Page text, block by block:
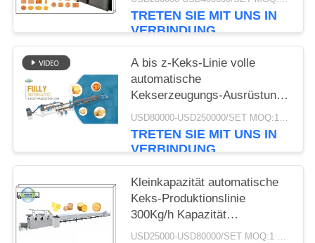
TRETEN SIE MIT UNS IN
VERBINDUNG
A bis z-Keks-Linie volle
automatische
Kekserzeugungs-Ausrüstung
der Keks-Produktlinie-
500kg/H
USD80000-USD250000/SET MOQ:1 Satz
TRETEN SIE MIT UNS IN
VERBINDUNG
Kleinkapazität automatische
Keks-Produktionslinie
300Kg/h Kapazität
Edelstahlmaterial
USD25000-USD80000/SET MOQ:1 Satz